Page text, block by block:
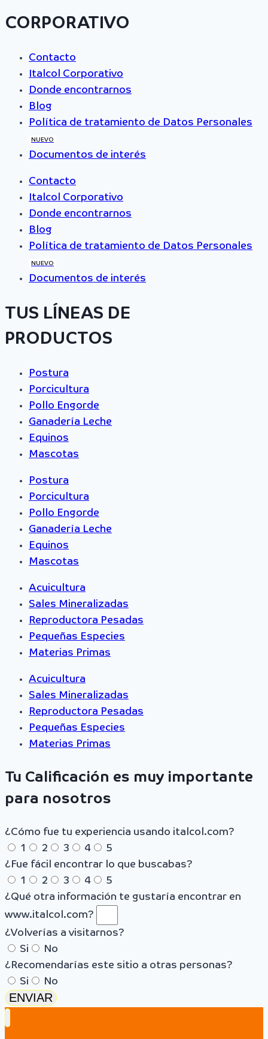
CORPORATIVO
Contacto
Italcol Corporativo
Donde encontrarnos
Blog
Política de tratamiento de Datos Personales
NUEVO
Documentos de interés
Contacto
Italcol Corporativo
Donde encontrarnos
Blog
Política de tratamiento de Datos Personales
NUEVO
Documentos de interés
TUS LÍNEAS DE
PRODUCTOS
Postura
Porcicultura
Pollo Engorde
Ganadería Leche
Equinos
Mascotas
Postura
Porcicultura
Pollo Engorde
Ganadería Leche
Equinos
Mascotas
Acuicultura
Sales Mineralizadas
Reproductora Pesadas
Pequeñas Especies
Materias Primas
Acuicultura
Sales Mineralizadas
Reproductora Pesadas
Pequeñas Especies
Materias Primas
Tu Calificación es muy importante
para nosotros
¿Cómo fue tu experiencia usando italcol.com?
1
2 3 4
5
¿Fue fácil encontrar lo que buscabas?
1
2 3 4
5
¿Qué otra información te gustaría encontrar en
www.italcol.com?
¿Volverías a visitarnos?
Si
No
¿Recomendarías este sitio a otras personas?
Si
No
ENVIAR